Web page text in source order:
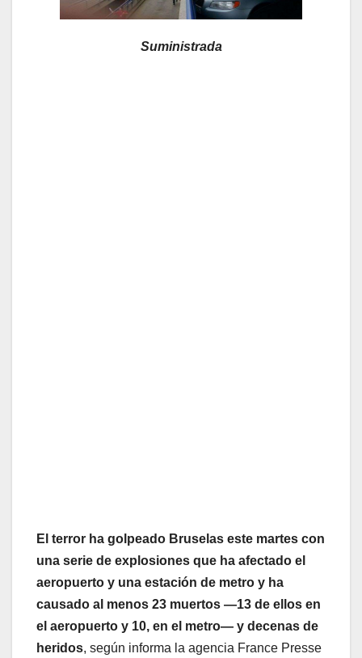
Suministrada
El terror ha golpeado Bruselas este martes con
una serie de explosiones que ha afectado el
aeropuerto y una estación de metro y ha
causado al menos 23 muertos —13 de ellos en
el aeropuerto y 10, en el metro— y decenas de
heridos, según informa la agencia France Presse